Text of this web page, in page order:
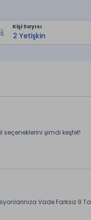
Kişi Sayısı
seçeneklerini şimdi keşfet!
Vade Farksız 9